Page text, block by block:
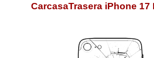
CarcasaTrasera iPhone 17